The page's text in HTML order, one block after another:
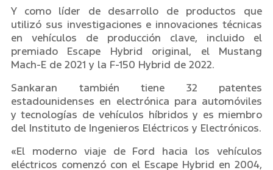
Y como líder de desarrollo de productos que
utilizó sus investigaciones e innovaciones técnicas
en vehículos de producción clave, incluido el
premiado Escape Hybrid original, el Mustang
Mach-E de 2021 y la F-150 Hybrid de 2022.
Sankaran también tiene 32 patentes
estadounidenses en electrónica para automóviles
y tecnologías de vehículos híbridos y es miembro
del Instituto de Ingenieros Eléctricos y Electrónicos.
«El moderno viaje de Ford hacia los vehículos
eléctricos comenzó con el Escape Hybrid en 2004,